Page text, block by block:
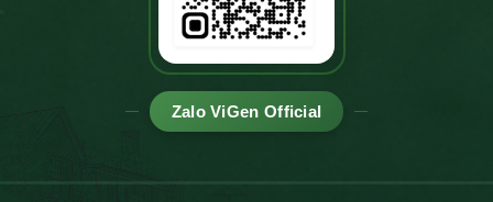
Zalo ViGen Official